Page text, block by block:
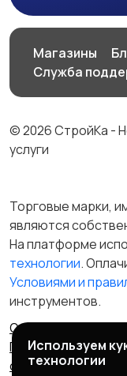
Магазины
Служба
© 2026 СтройКа -
услуги
Торговые марки,
являются
На платформе
технологии.
Условиями и
инструментов.
Отказ от
Политика
соглашение
Используем
технологии